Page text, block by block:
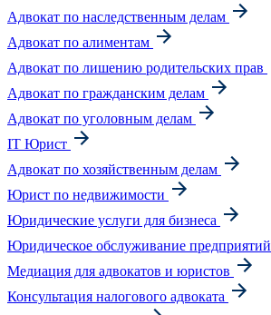
Адвокат по наследственным делам
Адвокат по алиментам
Адвокат по лишению родительских прав
Адвокат по гражданским делам
Адвокат по уголовным делам
IT Юрист
Адвокат по хозяйственным делам
Юрист по недвижимости
Юридические услуги для бизнеса
Юридическое обслуживание предприятий
Медиация для адвокатов и юристов
Консультация налогового адвоката